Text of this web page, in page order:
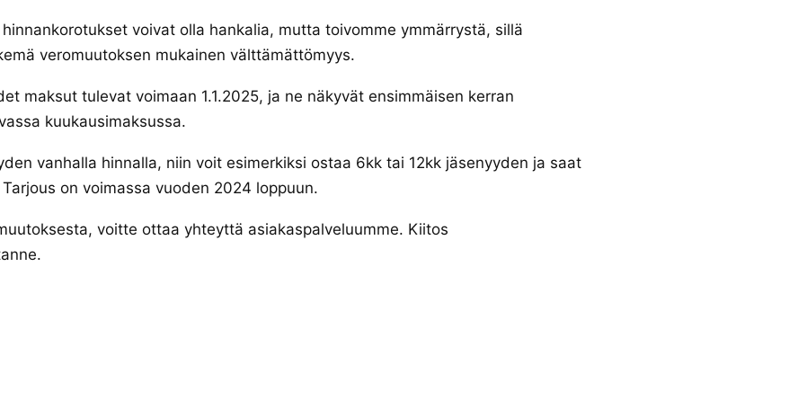
voivat olla hankalia, mutta toivomme ymmärrystä, sillä
veromuutoksen mukainen välttämättömyys.
maksut tulevat voimaan 1.1.2025, ja ne näkyvät ensimmäisen kerran
kuukausimaksussa.
vanhalla hinnalla, niin voit esimerkiksi ostaa 6kk tai 12kk jäsenyyden ja saat
on voimassa vuoden 2024 loppuun.
voitte ottaa yhteyttä asiakaspalveluumme. Kiitos